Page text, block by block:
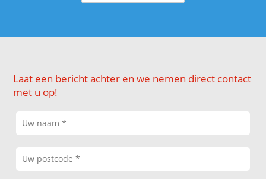
Laat een bericht achter en we nemen direct contact
met u op!